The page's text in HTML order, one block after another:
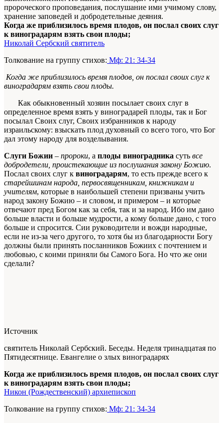
пророческого проповедания, послушание ими учимому слову,
хранение заповедей и добродетельные деяния.
Когда же приблизилось время плодов, он послал своих слуг
к виноградарям взять свои плоды;
Николай Сербский святитель
Толкование на группу стихов: Мф: 21: 34-34
Когда же приблизилось время плодов, он послал своих слуг к
виноградарям взять свои плоды.
Как обыкновенный хозяин посылает своих слуг в
определенное время взять у виноградарей плоды, так и Бог
посылал Своих слуг, Своих избранников к народу
израильскому: взыскать плод духовный со всего того, что Бог
дал этому народу для возделывания.
Слуги Божии – пророки, а плоды виноградника суть все
добродетели, проистекающие из послушания закону Божию.
Послал своих слуг к виноградарям, то есть прежде всего к
старейшинам народа, первосвященникам, книжникам и
учителям, которые в наибольшей степени призваны учить
народ закону Божию – и словом, и примером – и которые
отвечают пред Богом как за себя, так и за народ. Ибо им дано
больше власти и больше мудрости, а кому больше дано, с того
больше и спросится. Сии руководители и вожди народные,
если не из-за чего другого, то хотя бы из благодарности Богу
должны были принять посланников Божиих с почтением и
любовью, с коими приняли бы Самого Бога. Но что же они
сделали?
Источник
святитель Николай Сербский. Беседы. Неделя тринадцатая по
Пятидесятнице. Евангелие о злых виноградарях
Когда же приблизилось время плодов, он послал своих слуг
к виноградарям взять свои плоды;
Никон (Рождественский) архиепископ
Толкование на группу стихов: Мф: 21: 34-34